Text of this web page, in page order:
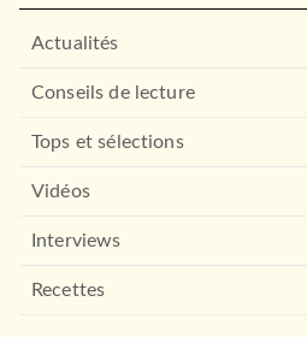
Actualités
Conseils de lecture
Tops et sélections
Vidéos
Interviews
Recettes